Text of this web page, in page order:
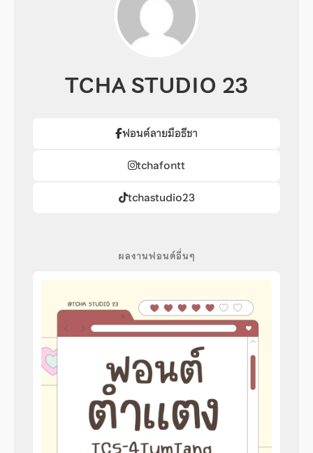
TCHA STUDIO 23
ฟอนต์ลายมือธีชา
tchafontt
tchastudio23
ผลงานฟอนต์อื่นๆ